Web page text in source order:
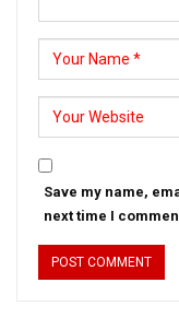
Save my name,
next time I